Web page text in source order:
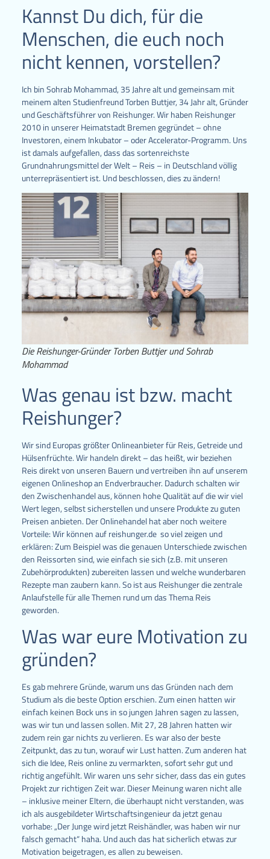
Kannst Du dich, für die
Menschen, die euch noch
nicht kennen, vorstellen?
Ich bin Sohrab Mohammad, 35 Jahre alt und gemeinsam mit
meinem alten Studienfreund Torben Buttjer, 34 Jahr alt, Gründer
und Geschäftsführer von Reishunger. Wir haben Reishunger
2010 in unserer Heimatstadt Bremen gegründet – ohne
Investoren, einem Inkubator – oder Accelerator-Programm. Uns
ist damals aufgefallen, dass das sortenreichste
Grundnahrungsmittel der Welt – Reis – in Deutschland völlig
unterrepräsentiert ist. Und beschlossen, dies zu ändern!
Die Reishunger-Gründer Torben Buttjer und Sohrab
Mohammad
Was genau ist bzw. macht
Reishunger?
Wir sind Europas größter Onlineanbieter für Reis, Getreide und
Hülsenfrüchte. Wir handeln direkt – das heißt, wir beziehen
Reis direkt von unseren Bauern und vertreiben ihn auf unserem
eigenen Onlineshop an Endverbraucher. Dadurch schalten wir
den Zwischenhandel aus, können hohe Qualität auf die wir viel
Wert legen, selbst sicherstellen und unsere Produkte zu guten
Preisen anbieten. Der Onlinehandel hat aber noch weitere
Vorteile: Wir können auf reishunger.de so viel zeigen und
erklären: Zum Beispiel was die genauen Unterschiede zwischen
den Reissorten sind, wie einfach sie sich (z.B. mit unseren
Zubehörprodukten) zubereiten lassen und welche wunderbaren
Rezepte man zaubern kann. So ist aus Reishunger die zentrale
Anlaufstelle für alle Themen rund um das Thema Reis
geworden.
Was war eure Motivation zu
gründen?
Es gab mehrere Gründe, warum uns das Gründen nach dem
Studium als die beste Option erschien. Zum einen hatten wir
einfach keinen Bock uns in so jungen Jahren sagen zu lassen,
was wir tun und lassen sollen. Mit 27, 28 Jahren hatten wir
zudem rein gar nichts zu verlieren. Es war also der beste
Zeitpunkt, das zu tun, worauf wir Lust hatten. Zum anderen hat
sich die Idee, Reis online zu vermarkten, sofort sehr gut und
richtig angefühlt. Wir waren uns sehr sicher, dass das ein gutes
Projekt zur richtigen Zeit war. Dieser Meinung waren nicht alle
– inklusive meiner Eltern, die überhaupt nicht verstanden, was
ich als ausgebildeter Wirtschaftsingenieur da jetzt genau
vorhabe: „Der Junge wird jetzt Reishändler, was haben wir nur
falsch gemacht“ haha. Und auch das hat sicherlich etwas zur
Motivation beigetragen, es allen zu beweisen.